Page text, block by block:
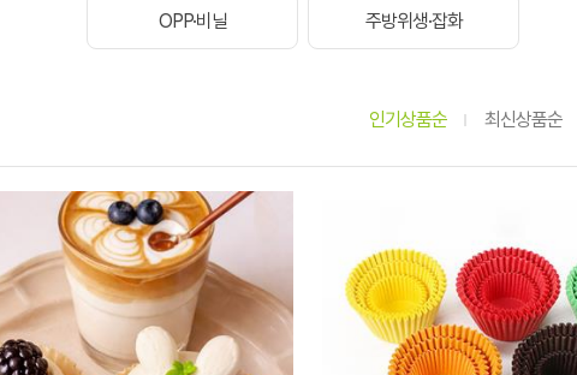
OPP·비닐 주방위생·잡화
인기상품순 최신상품순